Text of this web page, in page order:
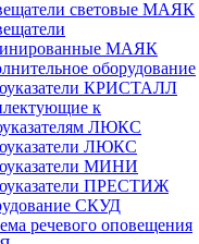
световые МАЯК
МАЯК
оборудование
КРИСТАЛЛ
к
ЛЮКС
ЛЮКС
МИНИ
ПРЕСТИЖ
СКУД
речевого оповещения